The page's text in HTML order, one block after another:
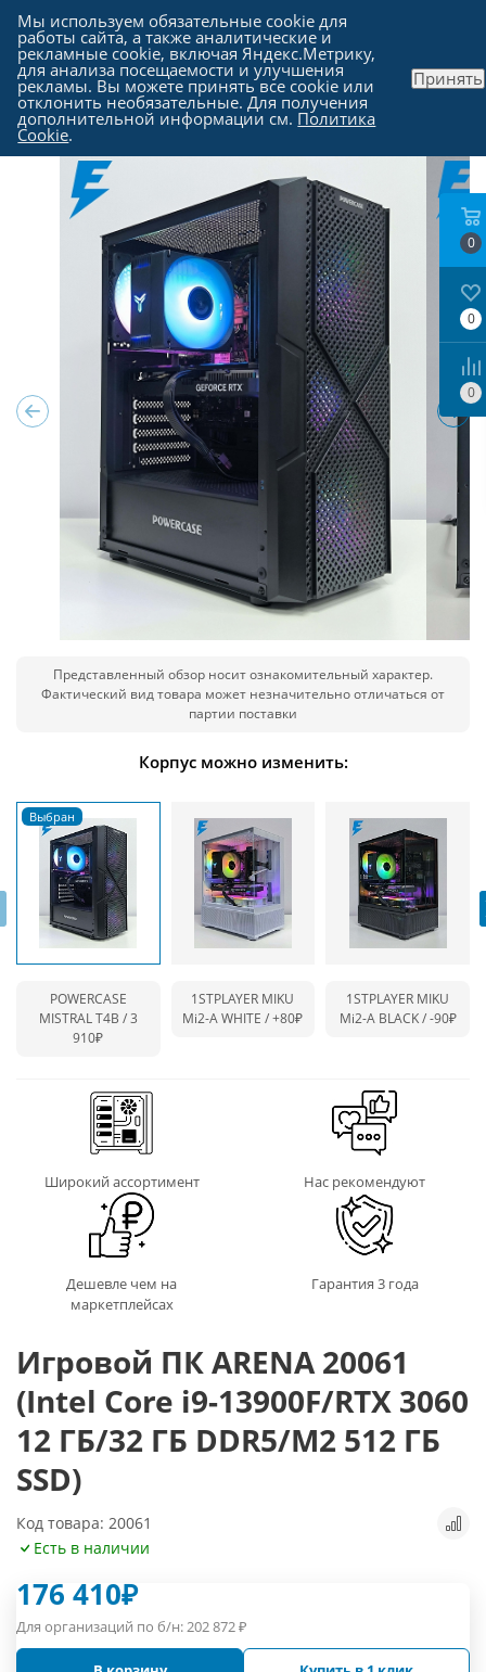
Каталог - Компьютеры в Москве
Представленный обзор носит ознакомительный характер.
Фактический вид товара может незначительно отличаться от
партии поставки
Корпус можно изменить:
POWERCASE
MISTRAL T4B / 3
910₽
1STPLAYER MIKU
Mi2-A WHITE /+80₽
1STPLAYER MIKU
Mi2-A BLACK /-90₽
Широкий ассортимент Нас рекомендуют
Дешевле чем на
маркетплейсах
Гарантия 3 года
Игровой ПК ARENA 20061
(Intel Core i9-13900F/RTX 3060
12 ГБ/32 ГБ DDR5/M2 512 ГБ
SSD)
Код товара: 20061
Есть в наличии
176 410₽
Для организаций по б/н:202 872₽
0
0
0
Мы используем обязательные cookie для
работы сайта, а также аналитические и
рекламные cookie, включая Яндекс.Метрику,
для анализа посещаемости и улучшения
рекламы. Вы можете принять все cookie или
отклонить необязательные. Для получения
дополнительной информации см. Политика
Cookie.
Принять